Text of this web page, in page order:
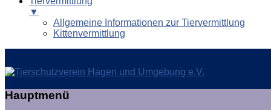
▼
Allgemeine Informationen zur Tiervermittlung
Kittenvermittlung
Tierschutzverein Hagen und
Hauptmenü